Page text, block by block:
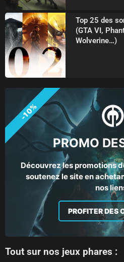
Top 25 des
(GTA VI,
Wolverine…)
PROMO
Découvrez les promotions
soutenez le site en
nos
PROFITER DES
-10%
Tout sur nos jeux phares :